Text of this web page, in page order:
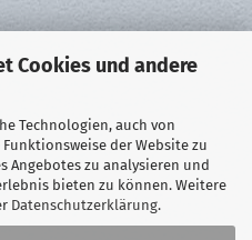
Cookies und andere
Technologien, auch von
der Website zu
Angebotes zu analysieren und
bieten zu können. Weitere
Datenschutzerklärung.